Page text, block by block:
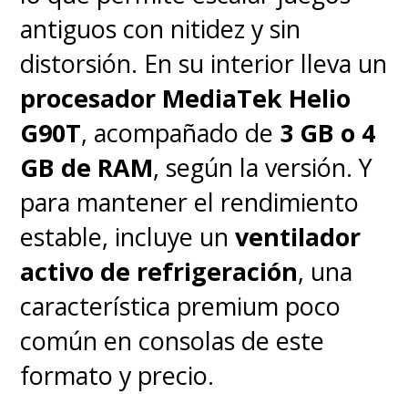
antiguos con nitidez y sin
distorsión. En su interior lleva un
procesador MediaTek Helio
G90T, acompañado de 3 GB o 4
GB de RAM, según la versión. Y
para mantener el rendimiento
estable, incluye unventilador
activo de refrigeración, una
característica premium poco
común en consolas de este
formato y precio.